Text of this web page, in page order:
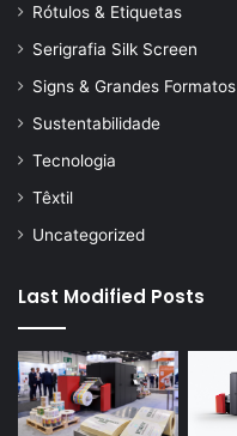
Rótulos & Etiquetas
Serigrafia Silk Screen
Signs & Grandes Formatos
Sustentabilidade
Tecnologia
Têxtil
Uncategorized
Last Modified Posts